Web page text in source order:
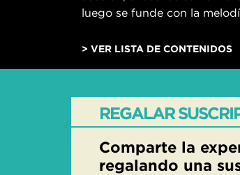
luego se funde con la
> VER LISTA DE CONTENIDOS
REGALAR
Comparte la
regalando una